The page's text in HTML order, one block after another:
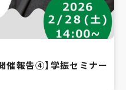
催報告④】学振セミナー